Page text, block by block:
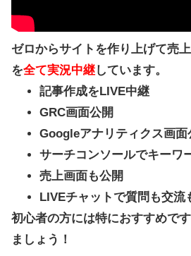
ゼロからサイトを作り上げて売
を全て実況中継しています。
記事作成をLIVE中継
GRC画面公開
Googleアナリティクス画面
サーチコンソールでキーワ
売上画面も公開
LIVEチャットで質問も交流
初心者の方には特におすすめで
ましょう！